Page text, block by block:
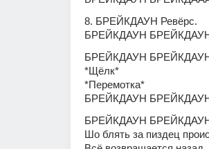
8. БРЕЙКДАУН Ревёрс.
БРЕЙКДАУН
БРЕЙКДАУН
*Щёлк*
*Перемотка*
БРЕЙКДАУН
БРЕЙКДАУН
Шо блять за пиздец